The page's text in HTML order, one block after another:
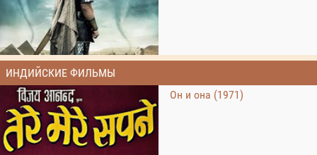
ИНДИЙСКИЕ ФИЛЬМЫ
Он и она (1971)